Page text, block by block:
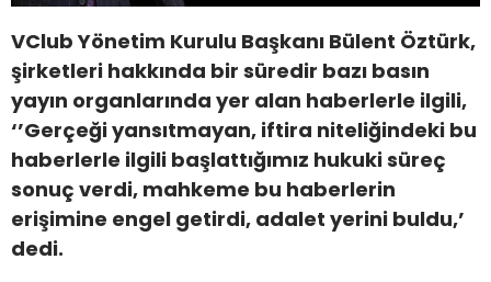
VClub Yönetim Kurulu Başkanı Bülent Öztürk,
şirketleri hakkında bir süredir bazı basın
yayın organlarında yer alan haberlerle ilgili,
‘’Gerçeği yansıtmayan, iftira niteliğindeki bu
haberlerle ilgili başlattığımız hukuki süreç
sonuç verdi, mahkeme bu haberlerin
erişimine engel getirdi, adalet yerini buldu,’
dedi.